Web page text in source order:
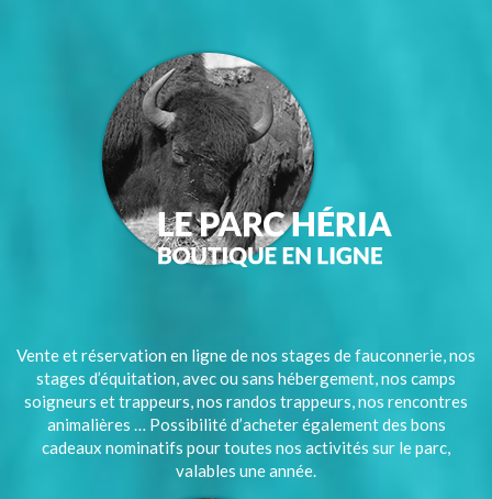
Vente et réservation en ligne de nos stages de fauconnerie, nos
stages d’équitation, avec ou sans hébergement, nos camps
soigneurs et trappeurs, nos randos trappeurs, nos rencontres
animalières … Possibilité d’acheter également des bons
cadeaux nominatifs pour toutes nos activités sur le parc,
valables une année.